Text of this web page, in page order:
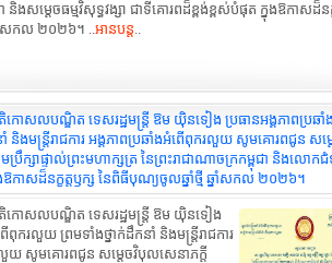
និងសម្តេចធម្មវិសុទ្ធវង្សា ជាទីគោរពដ៏ខ្ពង់ខ្ពស់បំផុត ក្នុងឱកាសដ៏នក្
ាំសកល ២០២៦។ ..អានបន្ត..
ោសលបណ្ឌិត ទេសរដ្ឋមន្ដ្រី ឱម យ៉ិនទៀង ប្រធានអង្គភាពប្រឆាំ
និងមន្ត្រីរាជការ អង្គភាពប្រឆាំងអំពើពុករលួយ សូមគោរពជូន សម្
ក្សាផ្ទាល់ព្រះមហាក្សត្រ នៃព្រះរាជាណាចក្រកម្ពុជា និងលោកជំ
ឱកាសដ៏នក្ខត្តឫក្ស នៃពិធីបុណ្យចូលឆ្នាំថ្មី ឆ្នាំសកល ២០២៦។
កោសលបណ្ឌិត ទេសរដ្ឋមន្ដ្រី ឱម យ៉ិនទៀង
ពុករលួយ ព្រមទាំងថ្នាក់ដឹកនាំ និងមន្ត្រីរាជការ
លួយ សូមគោរពជូន សម្តេចវិបុលសេនាភក្តី